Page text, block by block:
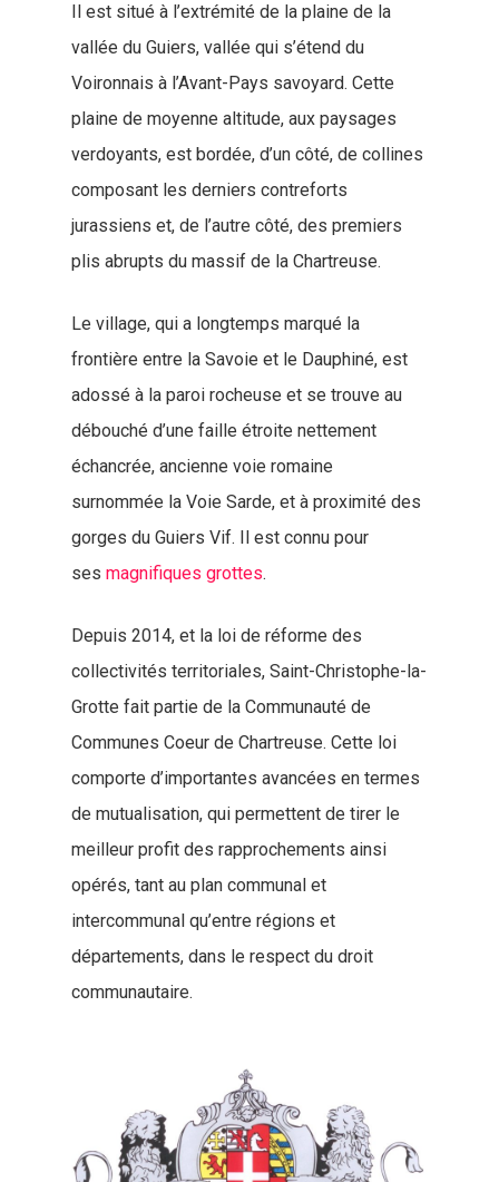
Il est situé à l’extrémité de la plaine de la
vallée du Guiers, vallée qui s’étend du
Voironnais à l’Avant-Pays savoyard. Cette
plaine de moyenne altitude, aux paysages
verdoyants, est bordée, d’un côté, de collines
composant les derniers contreforts
jurassiens et, de l’autre côté, des premiers
plis abrupts du massif de la Chartreuse.
Le village, qui a longtemps marqué la
frontière entre la Savoie et le Dauphiné, est
adossé à la paroi rocheuse et se trouve au
débouché d’une faille étroite nettement
échancrée, ancienne voie romaine
surnommée la Voie Sarde, et à proximité des
gorges du Guiers Vif. Il est connu pour
sesmagnifiques grottes.
Depuis 2014, et la loi de réforme des
collectivités territoriales, Saint-Christophe-la-
Grotte fait partie de la Communauté de
Communes Coeur de Chartreuse. Cette loi
comporte d’importantes avancées en termes
de mutualisation, qui permettent de tirer le
meilleur profit des rapprochements ainsi
opérés, tant au plan communal et
intercommunal qu’entre régions et
départements, dans le respect du droit
communautaire.